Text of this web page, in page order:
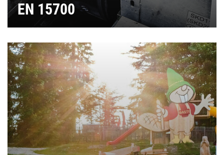
EN 15700